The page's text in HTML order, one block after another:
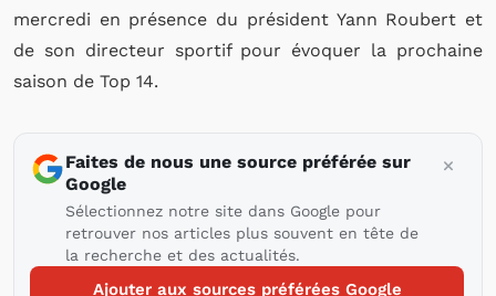
mercredi en présence du président Yann Roubert et
de son directeur sportif pour évoquer la prochaine
saison de Top 14.
Faites de nous une source préférée sur
Google
Sélectionnez notre site dans Google pour
retrouver nos articles plus souvent en tête de
la recherche et des actualités.
Ajouter aux sources préférées Google